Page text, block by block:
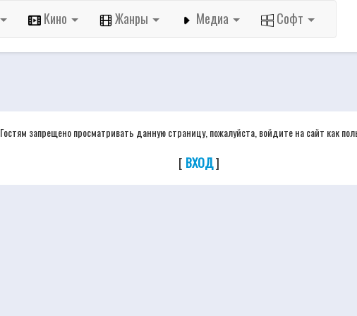
Кино Жанры Медиа Софт
Гостям запрещено просматривать данную страницу, пожалуйста, войдите на сайт как
[ ВХОД]